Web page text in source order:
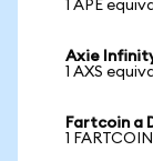
1 APE
Axie
1 AXS
Fartcoin a
1